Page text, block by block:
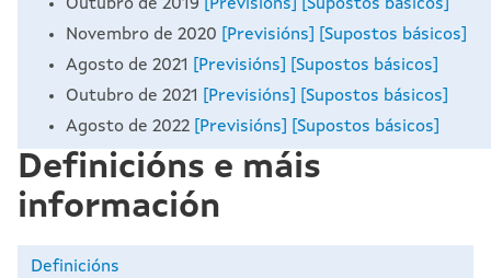
Outubro de 2019 [Previsións]
[Supostos básicos]
Novembro de 2020 [Previsións]
[Supostos básicos]
Agosto de 2021
[Previsións]
[Supostos básicos]
Outubro de 2021
[Previsións]
[Supostos básicos]
Agosto de 2022 [Previsións] [Supostos básicos]
Definicións e máis
información
Definicións